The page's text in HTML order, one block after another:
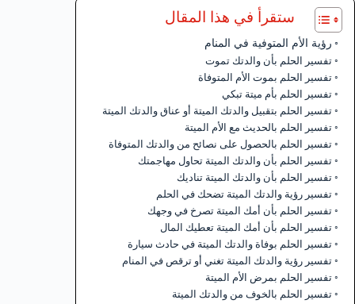
ستقرأ في هذا المقال
رؤية الأم المتوفية في المنام
تفسير الحلم بأن والدتك تموت
تفسير الحلم بموت الأم المتوفاة
تفسير الحلم بأم ميتة تبكي
تفسير الحلم بتقبيل والدتك الميتة أو عناق والدتك الميتة
تفسير الحلم بالحديث مع الأم الميتة
تفسير الحلم بالحصول على نصائح من والدتك المتوفاة
تفسير الحلم بأن والدتك الميتة تحاول مهاجمتك
تفسير الحلم بأن والدتك الميتة تناديك
تفسير رؤية والدتك الميتة تضحك في الحلم
تفسير الحلم بأن أمك الميتة تصرخ في وجهك
تفسير الحلم بأن أمك الميتة تعطيك المال
تفسير الحلم بوفاة والدتك الميتة في حادث سيارة
تفسير رؤية والدتك الميتة تغني أو ترقص في المنام
تفسير الحلم بمرض الأم الميتة
تفسير الحلم بالخوف من والدتك الميتة